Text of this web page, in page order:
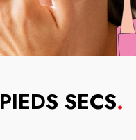
PIEDS SECS.